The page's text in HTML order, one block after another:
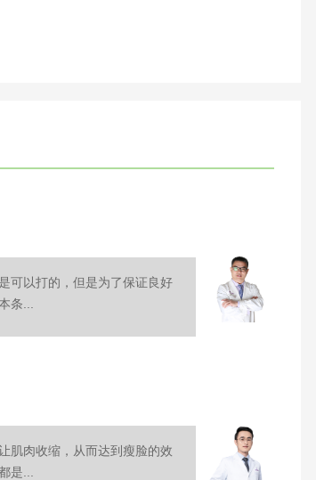
可以打的，但是为了保证良好
条...
肌肉收缩，从而达到瘦脸的效
是...